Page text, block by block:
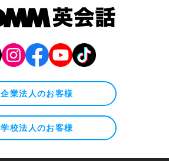
企業法人のお客様
学校法人のお客様